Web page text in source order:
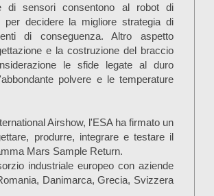
di sensori consentono al robot di
per decidere la migliore strategia di
di conseguenza. Altro aspetto
e la costruzione del braccio
le sfide legate al duro
polvere e le temperature
Airshow, l'ESA ha firmato un
produrre, integrare e testare il
Mars Sample Return.
industriale europeo con aziende
Danimarca, Grecia, Svizzera